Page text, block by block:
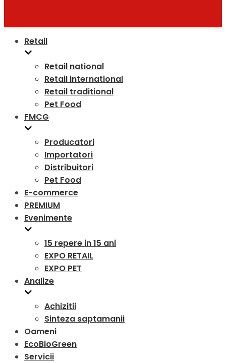
Retail
Retail national
Retail international
Retail traditional
Pet Food
FMCG
Producatori
Importatori
Distribuitori
Pet Food
E-commerce
PREMIUM
Evenimente
15 repere in 15 ani
EXPO RETAIL
EXPO PET
Analize
Achizitii
Sinteza saptamanii
Oameni
EcoBioGreen
Servicii